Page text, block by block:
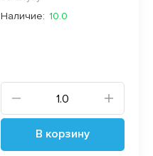
Наличие: 10.0
В корзину